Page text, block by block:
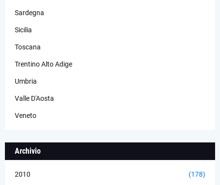
Sardegna
Sicilia
Toscana
Trentino Alto Adige
Umbria
Valle D'Aosta
Veneto
Archivio
2010 (178)